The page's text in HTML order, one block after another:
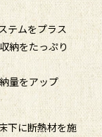
テムをプラス
納をたっぷり
量をアップ
下に断熱材を施